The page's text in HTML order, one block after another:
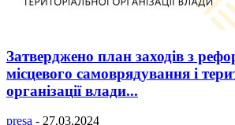
Затверджено план заходів з
місцевого самоврядування і
організації влади...
presa - 27.03.2024